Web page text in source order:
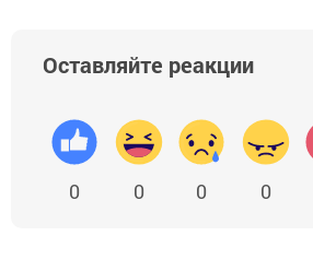
Оставляйте реакции
0 0 0 0